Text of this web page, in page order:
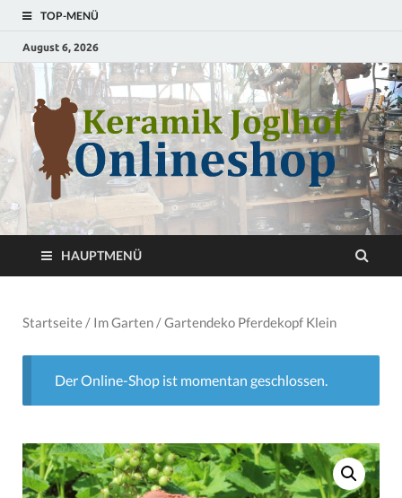
TOP-MENÜ
August 6, 2026
HAUPTMENÜ
Startseite/ Im Garten/ Gartendeko Pferdekopf Klein
Der Online-Shop ist momentan geschlossen.